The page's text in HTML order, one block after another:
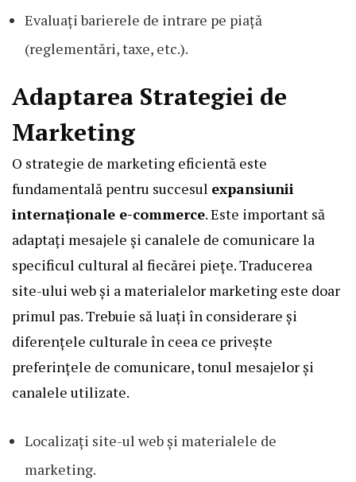
Evaluați barierele de intrare pe piață
(reglementări, taxe, etc.).
Adaptarea Strategiei de
Marketing
O strategie de marketing eficientă este
fundamentală pentru succesul expansiunii
internaționale e-commerce. Este important să
adaptați mesajele și canalele de comunicare la
specificul cultural al fiecărei piețe. Traducerea
site-ului web și a materialelor marketing este doar
primul pas. Trebuie să luați în considerare și
diferențele culturale în ceea ce privește
preferințele de comunicare, tonul mesajelor și
canalele utilizate.
Localizați site-ul web și materialele de
marketing.